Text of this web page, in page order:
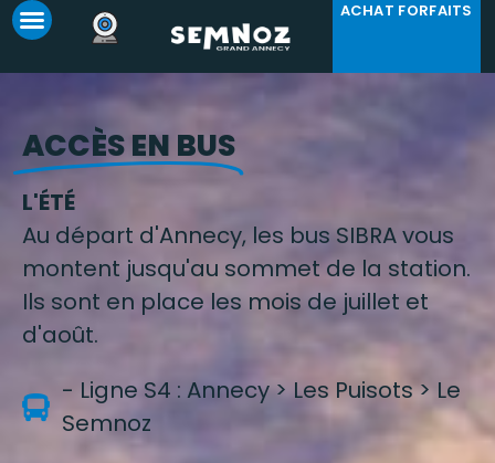
ACHAT FORFAITS
ACCÈS EN BUS
L'ÉTÉ
Au départ d'Annecy, les bus SIBRA vous
montent jusqu'au sommet de la station.
Ils sont en place les mois de juillet et
d'août.
- Ligne S4 : Annecy > Les Puisots > Le
Semnoz
Panneau de gestion des cookies